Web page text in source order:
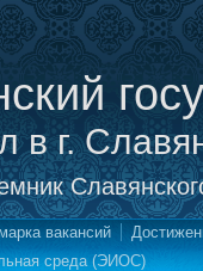
в г.
вакансий
среда (ЭИОС)